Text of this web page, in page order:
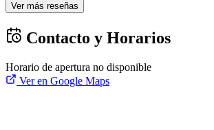
Ver más reseñas
Contacto y Horarios
Horario de apertura no disponible
Ver en Google Maps